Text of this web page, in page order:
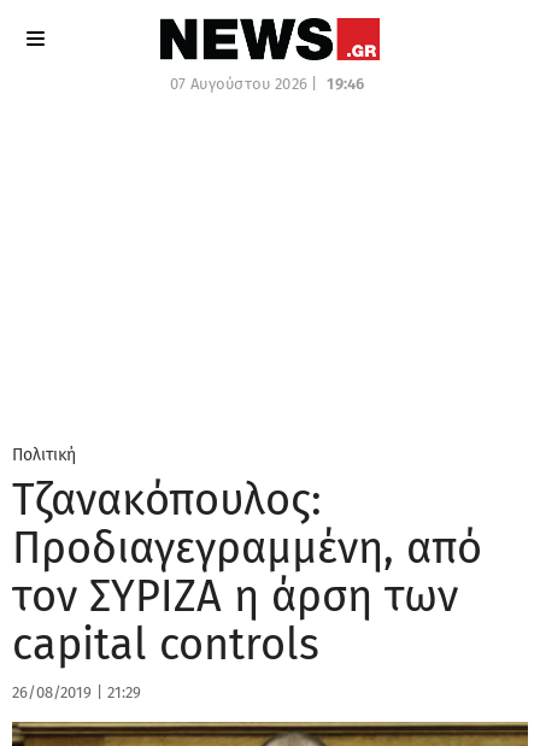
07 Αυγούστου 2026 | 19:46
Πολιτική
Τζανακόπουλος:
Προδιαγεγραμμένη, από
τον ΣΥΡΙΖΑ η άρση των
capital controls
26/08/2019 21:29